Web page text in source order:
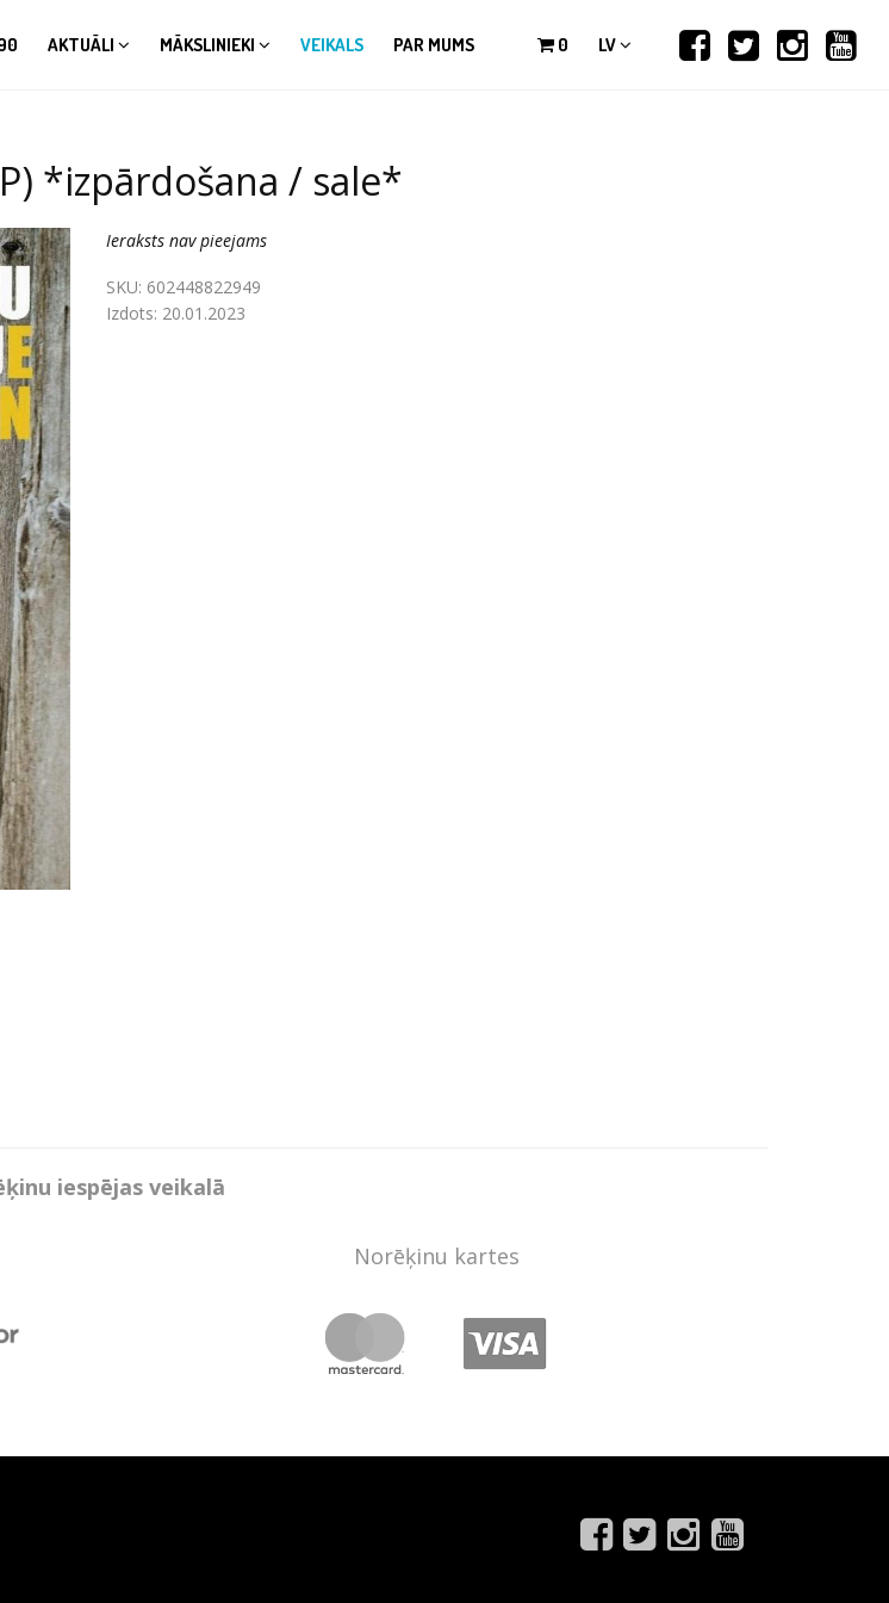
AKTUĀLI MĀKSLINIEKI VEIKALS PAR MUMS 0 LV
*izpārdošana / sale*
Ieraksts nav pieejams
SKU: 602448822949
Izdots: 20.01.2023
iespējas veikalā
Norēķinu kartes